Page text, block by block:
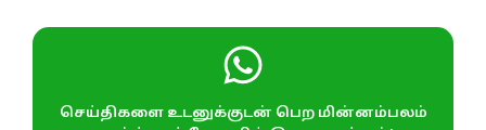
செய்திகளை உடனுக்குடன் பெற மின்னம்பலம்